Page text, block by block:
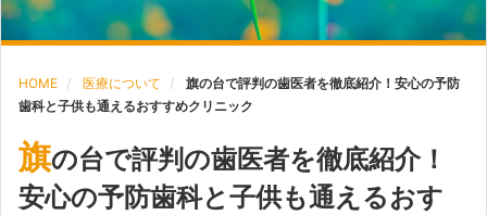
HOME 医療について
旗の台で評判の歯医者を徹底紹介！安心の予防
歯科と子供も通えるおすすめクリニック
旗の台で評判の歯医者を徹底紹介！
安心の予防歯科と子供も通えるおす